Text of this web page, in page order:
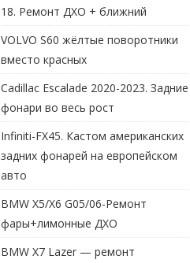
18. Ремонт ДХО + ближний
VOLVO S60 жёлтые поворотники
вместо красных
Cadillac Escalade 2020-2023. Задние
фонари во весь рост
Infiniti-FX45. Кастом американских
задних фонарей на европейском
авто
BMW X5/X6 G05/06-Ремонт
фары+лимонные ДХО
BMW X7 Lazer — ремонт